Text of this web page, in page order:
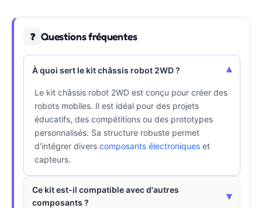
❓ Questions fréquentes
À quoi sert le kit châssis robot 2WD ? ▾
Le kit châssis robot 2WD est conçu pour créer des
robots mobiles. Il est idéal pour des projets
éducatifs, des compétitions ou des prototypes
personnalisés. Sa structure robuste permet
d'intégrer divers composants électroniques et
capteurs.
Ce kit est-il compatible avec d'autres
composants ?
▾